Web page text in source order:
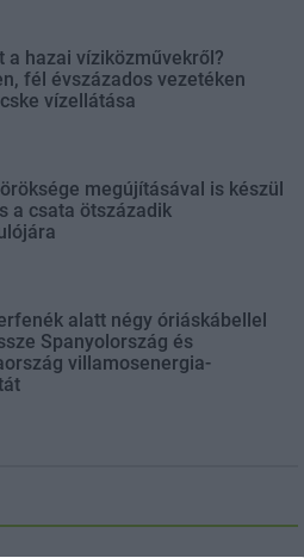
a hazai víziközművekről?
fél évszázados vezetéken
vízellátása
megújításával is készül
a csata ötszázadik
alatt négy óriáskábellel
Spanyolország és
villamosenergia-